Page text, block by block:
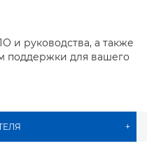
и руководства, а также
поддержки для вашего
+